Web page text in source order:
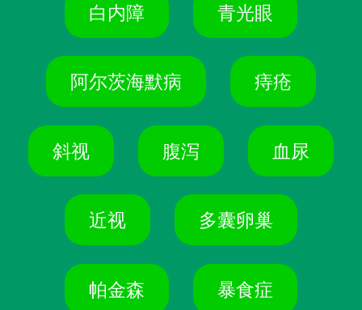
白内障 青光眼
阿尔茨海默病 痔疮
斜视 腹泻 血尿
近视 多囊卵巢
帕金森 暴食症